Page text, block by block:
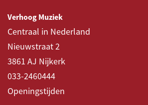
Verhoog Muziek
Centraal in Nederland
Nieuwstraat 2
3861 AJ Nijkerk
033-2460444
Openingstijden